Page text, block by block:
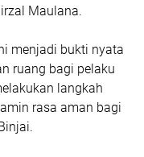
Maulana.
menjadi bukti nyata
ruang bagi pelaku
langkah
rasa aman bagi